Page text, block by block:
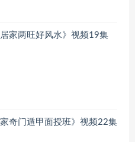
家两旺好风水》视频19集
奇门遁甲面授班》视频22集